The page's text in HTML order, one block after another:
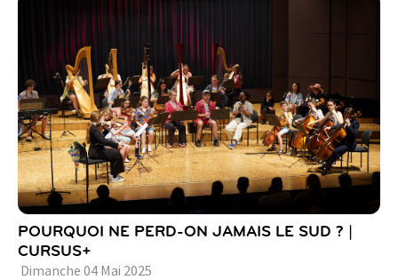
POURQUOI NE PERD-ON JAMAIS LE SUD ? |
CURSUS+
Dimanche 04 Mai 2025